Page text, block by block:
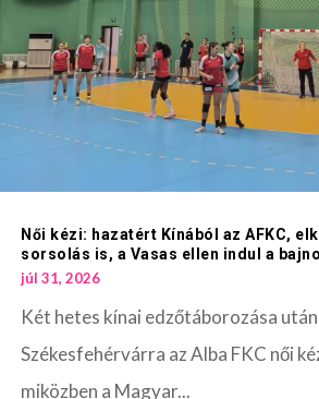
Női kézi: hazatért Kínából az AFKC,
sorsolás is, a Vasas ellen indul a
júl 31, 2026
Két hetes kínai edzőtáborozása
Székesfehérvárra az Alba FKC női
miközben a Magyar...